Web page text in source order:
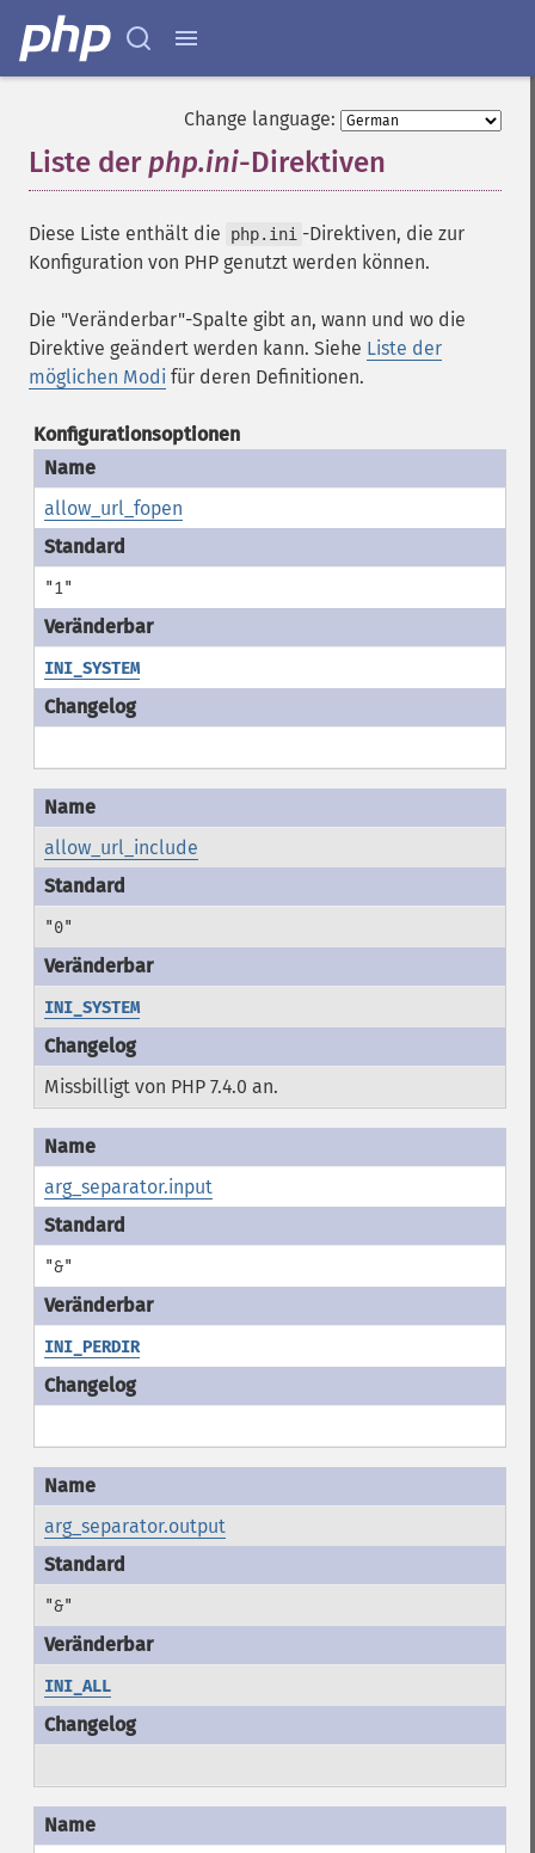
Change language:
Liste der php.ini-Direktiven
Diese Liste enthält die php.ini -Direktiven, die zur
Konfiguration von PHP genutzt werden können.
Die "Veränderbar"-Spalte gibt an, wann und wo die
Direktive geändert werden kann. Siehe Liste der
möglichen Modi für deren Definitionen.
Konfigurationsoptionen
allow_url_fopen
"1"
INI_SYSTEM
allow_url_include
"0"
INI_SYSTEM
Missbilligt von PHP 7.4.0 an.
arg_separator.input
"&"
INI_PERDIR
arg_separator.output
"&"
INI_ALL